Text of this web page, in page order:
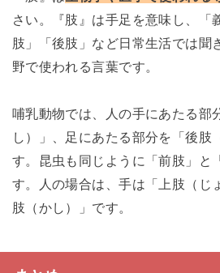
さい。『肢』は手足を意味し、「
肢」「後肢」など日常生活では聞
野で使われる言葉です。
哺乳動物では、人の手にあたる部
し）」、足にあたる部分を「後肢
す。昆虫も同じように「前肢」と
す。人の場合は、手は「上肢（じ
肢（かし）」です。